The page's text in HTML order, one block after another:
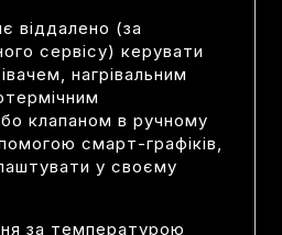
віддалено (за
сервісу) керувати
нагрівальним
клапаном в ручному
смарт-графіків,
у своєму
за температурою